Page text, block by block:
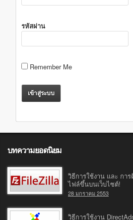
รหัสผ่าน
Remember Me
บทความยอดนิยม
วิธีการใช้งาน และ กา
ไฟล์ขึ้นบนเว็บไซต์!
28 มกราคม 2553
วิธีการใช้งาน